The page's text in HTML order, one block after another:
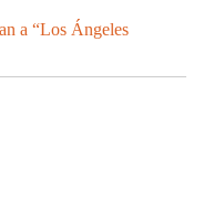
a “Los Ángeles